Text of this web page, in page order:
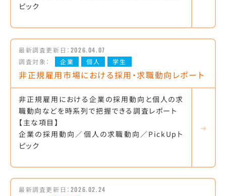
ピック
最新調査更新日： 2026.04.07
調査対象：
企業 個人 学生
非正規雇用市場における採用・求職動向レポート
非正規雇用における企業の採用動向と個人の求
職動向などを時系列で把握できる調査レポート
【主な項目】
企業の採用動向／個人の求職動向／PickUpト
ピック
最新調査更新日： 2026.02.24